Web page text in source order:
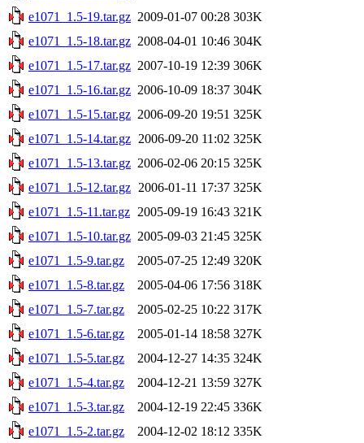
e1071_1.5-19.tar.gz 2009-01-07 00:28 303K
e1071_1.5-18.tar.gz 2008-04-01 10:46 304K
e1071_1.5-17.tar.gz 2007-10-19 12:39 306K
e1071_1.5-16.tar.gz 2006-10-09 18:37 304K
e1071_1.5-15.tar.gz 2006-09-20 19:51 325K
e1071_1.5-14.tar.gz 2006-09-20 11:02 325K
e1071_1.5-13.tar.gz 2006-02-06 20:15 325K
e1071_1.5-12.tar.gz 2006-01-11 17:37 325K
e1071_1.5-11.tar.gz 2005-09-19 16:43 321K
e1071_1.5-10.tar.gz 2005-09-03 21:45 325K
e1071_1.5-9.tar.gz
2005-07-25 12:49 320K
e1071_1.5-8.tar.gz
2005-04-06 17:56 318K
e1071_1.5-7.tar.gz
2005-02-25 10:22 317K
e1071_1.5-6.tar.gz
2005-01-14 18:58 327K
e1071_1.5-5.tar.gz
2004-12-27 14:35 324K
e1071_1.5-4.tar.gz
2004-12-21 13:59 327K
e1071_1.5-3.tar.gz
2004-12-19 22:45 336K
e1071_1.5-2.tar.gz
2004-12-02 18:12 335K